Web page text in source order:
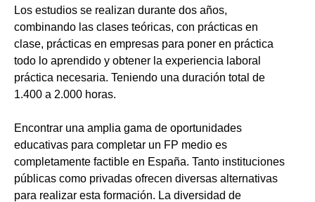
Los estudios se realizan durante dos años,
combinando las clases teóricas, con prácticas en
clase, prácticas en empresas para poner en práctica
todo lo aprendido y obtener la experiencia laboral
práctica necesaria. Teniendo una duración total de
1.400 a 2.000 horas.
Encontrar una amplia gama de oportunidades
educativas para completar un FP medio es
completamente factible en España. Tanto instituciones
públicas como privadas ofrecen diversas alternativas
para realizar esta formación. La diversidad de